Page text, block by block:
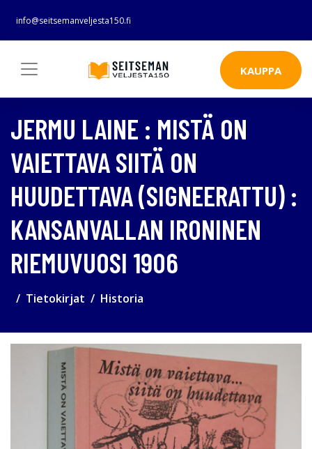
info@seitsemanveljesta150.fi
KAUPPA
JERMU LAINE : MISTÄ ON
VAIETTAVA SIITÄ ON
HUUDETTAVA (SIGNEERATTU) :
KANSANVALLAN IRONINEN
RIEMUVUOSI 1906
Tietokirjat Historia